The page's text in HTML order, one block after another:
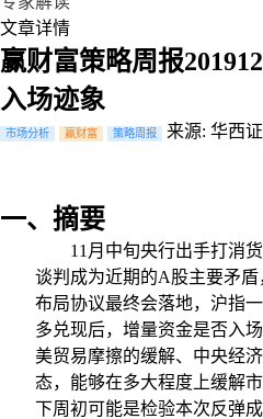
文章详情
赢财富策略周报
入场迹象
市场分析 赢财富 策略周报 来源: 华西
一、摘要
11 月中旬央行出手打消
谈判成为近期的A股主要矛
布局协议最终会落地，沪指
多兑现后，增量资金是否入
美贸易摩擦的缓解、中央经
态，能够在多大程度上缓解
下周初可能是检验本次反弹